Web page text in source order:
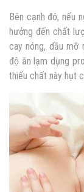
Bên cạnh đó, nếu
hưởng đến chất
cay nóng, dầu mỡ
độ ăn lạm dụng
thiếu chất này hụt